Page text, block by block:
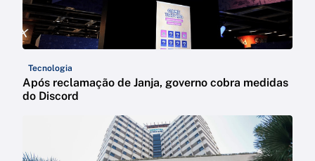
Tecnologia
Após reclamação de Janja, governo cobra medidas
do Discord